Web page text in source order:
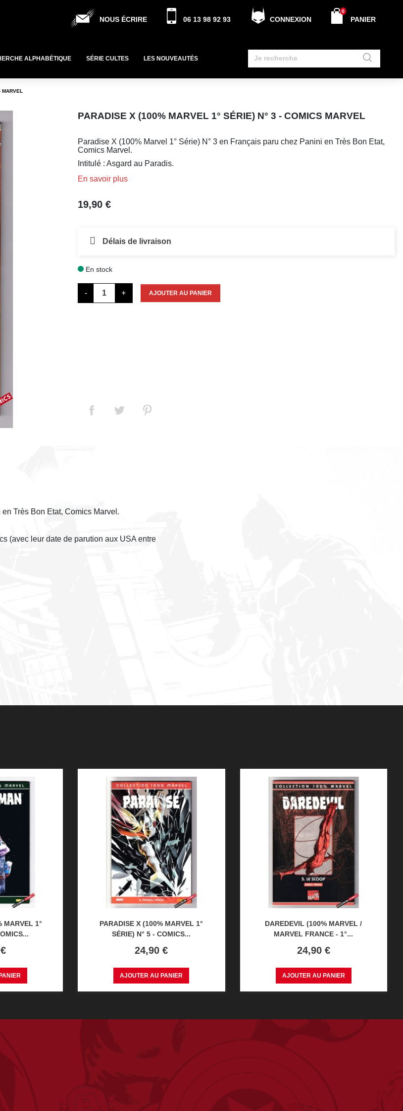
NOUS ÉCRIRE 06 13 98 92 93 CONNEXION PANIER
0
ALPHABÉTIQUE SÉRIE CULTES LES NOUVEAUTÉS
MARVEL
PARADISE X (100% MARVEL 1° SÉRIE) N° 3 - COMICS MARVEL
Paradise X (100% Marvel 1° Série) N° 3 en Français paru chez Panini en Très Bon Etat,
Comics Marvel.
Intitulé : Asgard au Paradis.
En savoir plus
19,90 €
Délais de livraison
En stock
- + AJOUTER AU PANIER
Très Bon Etat, Comics Marvel.
(avec leur date de parution aux USA entre
MARVEL 1°
PARADISE X (100% MARVEL 1°
SÉRIE) N° 5 - COMICS...
Prix
24,90 €
AJOUTER AU PANIER
DAREDEVIL (100% MARVEL /
MARVEL FRANCE - 1°...
Prix
24,90 €
AJOUTER AU PANIER